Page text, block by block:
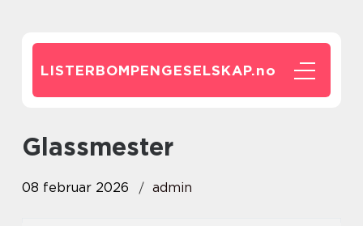
LISTERBOMPENGESELSKAP.no
glassmester
08 februar 2026 admin